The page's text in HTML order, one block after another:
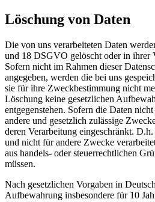
Löschung von Daten
Die von uns verarbeiteten Daten
und 18 DSGVO gelöscht oder in ihrer
Sofern nicht im Rahmen dieser
angegeben, werden die bei uns
sie für ihre Zweckbestimmung nicht
Löschung keine gesetzlichen
entgegenstehen. Sofern die Daten
andere und gesetzlich zulässige
deren Verarbeitung eingeschränkt.
und nicht für andere Zwecke
aus handels- oder steuerrechtlichen
müssen.
Nach gesetzlichen Vorgaben in
Aufbewahrung insbesondere für 10